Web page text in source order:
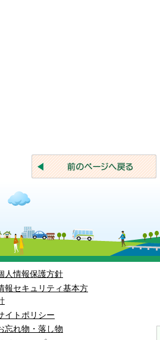
人情報保護方針
報セキュリティ基本方
イトポリシー
忘れ物・落し物